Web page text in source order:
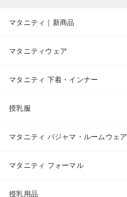
マタニティ｜新商品
マタニティウェア
マタニティ 下着・インナー
授乳服
マタニティ パジャマ・ルームウェア
マタニティ フォーマル
授乳用品